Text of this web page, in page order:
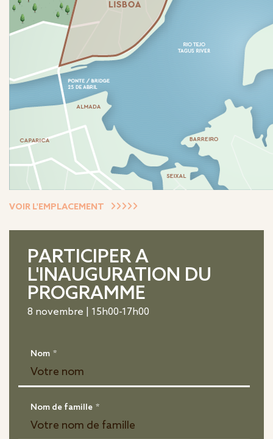
VOIR L'EMPLACEMENT
PARTICIPER A
L'INAUGURATION DU
PROGRAMME
8 novembre | 15h00-17h00
Nom *
Nom de famille *